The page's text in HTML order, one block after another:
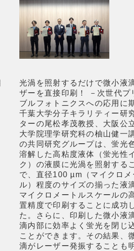
光渦を照射するだけで微小液
ザーを直接印刷！ －次世代プ
ブルフォトニクスへの応用に
千葉大学分子キラリティー研
ターの尾松孝茂教授、大阪公
大学院理学研究科の柚山健一
の共同研究グループは、蛍光
溶解した高粘度液体（蛍光性
ク）の液膜に光渦を照射する
で、直径100 µm（マイクロメ
ル）程度のサイズの揃った液
マイクロメートルスケールの
置精度で印刷することに成功
た。さらに、印刷した微小液
滴内部に効率よく蛍光を閉じ
ことができます。その結果、
滴がレーザー発振することも